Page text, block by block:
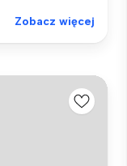
Zobacz więcej